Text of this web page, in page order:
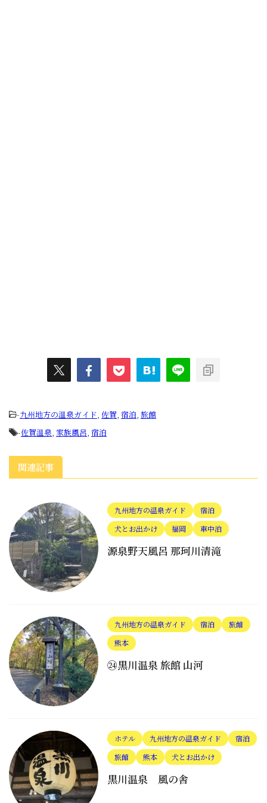
-九州地方の温泉ガイド, 佐賀, 宿泊, 旅館
-佐賀温泉, 家族風呂, 宿泊
関連記事
九州地方の温泉ガイド
宿泊
犬とお出かけ
福岡 車中泊
源泉野天風呂 那珂川清滝
九州地方の温泉ガイド 宿泊
旅館
熊本
㉔黒川温泉 旅館 山河
ホテル 九州地方の温泉ガイド
宿泊
旅館
熊本 犬とお出かけ
黒川温泉 風の舎